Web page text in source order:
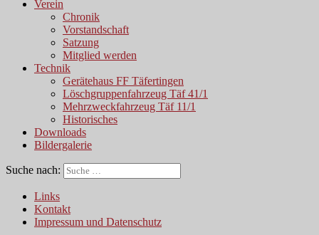
Verein
Chronik
Vorstandschaft
Satzung
Mitglied werden
Technik
Gerätehaus FF Täfertingen
Löschgruppenfahrzeug Täf 41/1
Mehrzweckfahrzeug Täf 11/1
Historisches
Downloads
Bildergalerie
Suche nach:
Links
Kontakt
Impressum und Datenschutz